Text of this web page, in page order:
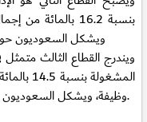
ويشكل السعوديون حوالي 97.5 بالمائة، أي بنحو 1.6
ويندرج القطاع الثالث متمثل
وظيفة، ويشكل السعوديون حوالي 7.6 بالمائة، أي بنحو 112 ألف مواطن.